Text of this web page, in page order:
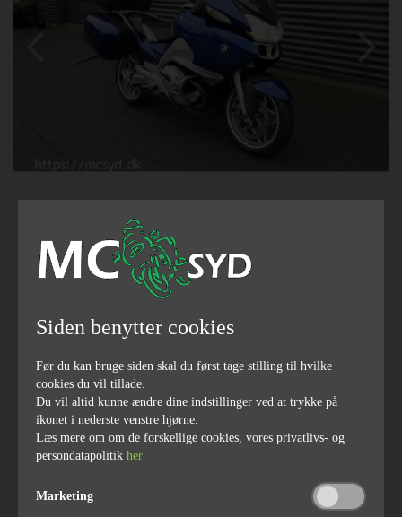
2005
årgang
110
hestekræfter ccm
Siden benytter cookies
Før du kan bruge siden skal du først tage stilling til hvilke
cookies du vil tillade.
Du vil altid kunne ændre dine indstillinger ved at trykke på
ikonet i nederste venstre hjørne.
Læs mere om om de forskellige cookies, vores privatlivs- og
persondatapolitik her
Marketing